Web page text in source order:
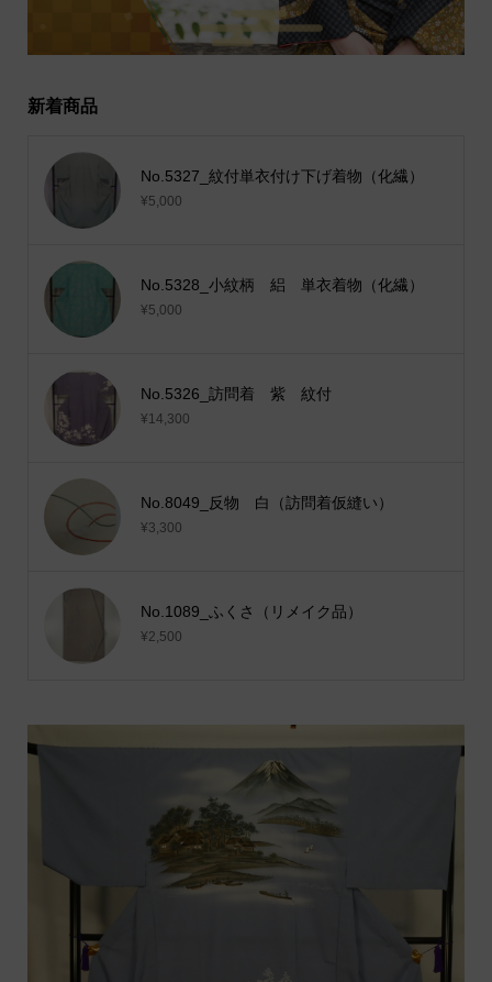
新着商品
No.5327_紋付単衣付け下げ着物（化繊）
¥5,000
No.5328_小紋柄 絽 単衣着物（化繊）
¥5,000
No.5326_訪問着 紫 紋付
¥14,300
No.8049_反物 白（訪問着仮縫い）
¥3,300
No.1089_ふくさ（リメイク品）
¥2,500